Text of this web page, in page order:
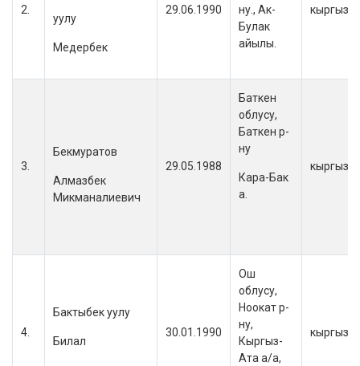
2.
уулу
Медербек
29.06.1990
ну., Ак-
Булак
айылы.
кыргыз
3.
Бекмуратов
Алмазбек
Микманалиевич
29.05.1988
Баткен
облусу,
Баткен р-
ну
Кара-Бак
а.
кыргыз
4.
Бактыбек уулу
Билал
30.01.1990
Ош
облусу,
Ноокат р-
ну,
Кыргыз-
Ата а/а,
кыргыз